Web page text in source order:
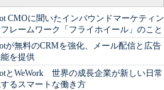
CMOに聞いたインバウンドマーケティン
レームワーク「フライホイール」のこと
が無料のCRMを強化、メール配信と広告
を提供
とWeWork 世界の成長企業が新しい日常
るスマートな働き方